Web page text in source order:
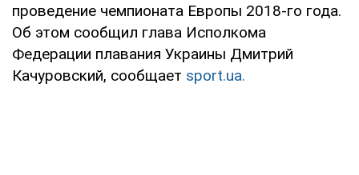
проведение чемпионата Европы 2018-го года.
Об этом сообщил глава Исполкома
Федерации плавания Украины Дмитрий
Качуровский, сообщает sport.ua.